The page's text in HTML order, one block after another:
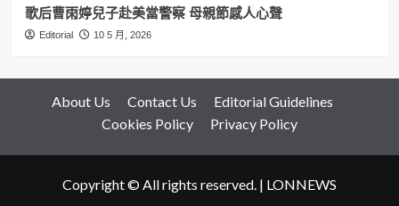
歌后曹雨婷兒子赴美當警察 母親節感人心聲
Editorial 10 5 月, 2026
About Us Contact Us
Editorial Guidelines
Cookies Policy
Privacy Policy
Copyright © All rights reserved. | LONNEWS